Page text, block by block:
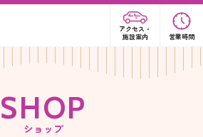
アクセス・
施設案内
営業時間
SHOP
ショップ